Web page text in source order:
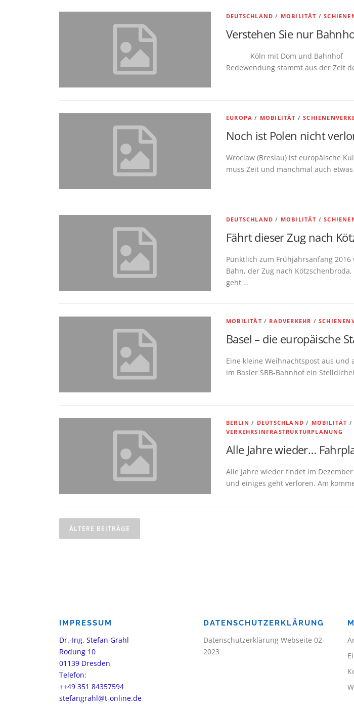
DEUTSCHLAND / MOBILITÄT /
Verstehen Sie nur
Köln mit Dom und
Redewendung stammt aus der Zeit
EUROPA / MOBILITÄT /
Noch ist Polen nicht
Wroclaw (Breslau) ist europäische
muss Zeit und manchmal auch
DEUTSCHLAND / MOBILITÄT /
Fährt dieser Zug nach
Pünktlich zum Frühjahrsanfang
Bahn, der Zug nach
geht …
MOBILITÄT/ RADVERKEHR /
Basel – die europäische
Eine kleine Weihnachtspost aus und
im Basler SBB-Bahnhof ein
BERLIN / DEUTSCHLAND / MOBILITÄT /
VERKEHRSINFRASTRUKTURPLANUNG
Alle Jahre wieder…
Alle Jahre wieder findet im
und einiges geht verloren. Am
B
e
g
s
n
a
ÄLTERE BEITRÄGE
IMPRESSUM
Dr.-Ing. Stefan Grahl
Rodung 10
01139 Dresden
Telefon:
++49 351 84357594
stefangrahl@t-online.de
DATENSCHUTZERKLÄRUNG
Datenschutzerklärung Webseite 02-
2023